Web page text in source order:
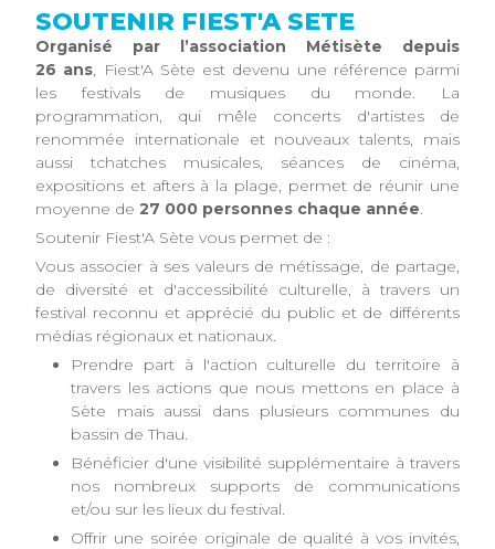
SOUTENIR FIEST'A SETE
Organisé par l’association Métisète depuis
26 ans, Fiest'A Sète est devenu une référence parmi
les festivals de musiques du monde. La
programmation, qui mêle concerts d'artistes de
renommée internationale et nouveaux talents, mais
aussi tchatches musicales, séances de cinéma,
expositions et afters à la plage, permet de réunir une
moyenne de 27 000 personnes chaque année.
Soutenir Fiest'A Sète vous permet de :
Vous associer à ses valeurs de métissage, de partage,
de diversité et d'accessibilité culturelle, à travers un
festival reconnu et apprécié du public et de différents
médias régionaux et nationaux.
Prendre part à l'action culturelle du territoire à
travers les actions que nous mettons en place à
Sète mais aussi dans plusieurs communes du
bassin de Thau.
Bénéficier d'une visibilité supplémentaire à travers
nos nombreux supports de communications
et/ou sur les lieux du festival.
Offrir une soirée originale de qualité à vos invités,